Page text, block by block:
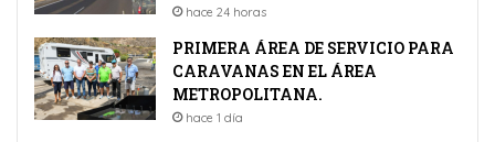
hace 24 horas
PRIMERA ÁREA DE SERVICIO PARA
CARAVANAS EN EL ÁREA
METROPOLITANA.
hace 1 día